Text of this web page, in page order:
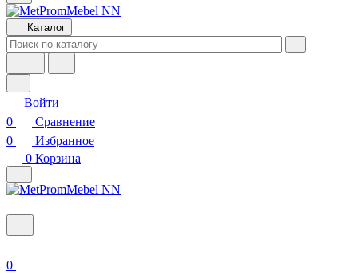
Каталог
Войти
0
Сравнение
0
Избранное
0 Корзина
0